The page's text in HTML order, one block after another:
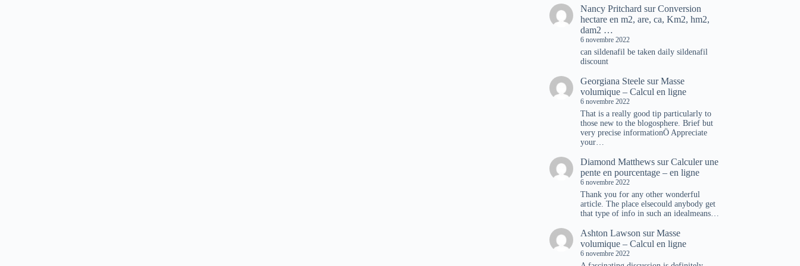
Nancy Pritchard surConversion
hectare en m2, are, ca, Km2, hm2,
dam2 …
6 novembre 2022
can sildenafil be taken daily sildenafil
discount
Georgiana Steele surMasse
volumique – Calcul en ligne
6 novembre 2022
That is a really good tip particularly to
those new to the blogosphere. Brief but
very precise informationÖ Appreciate
your…
Diamond Matthews surCalculer une
pente en pourcentage – en ligne
6 novembre 2022
Thank you for any other wonderful
article. The place elsecould anybody get
that type of info in such an idealmeans…
Ashton Lawson surMasse
volumique – Calcul en ligne
6 novembre 2022